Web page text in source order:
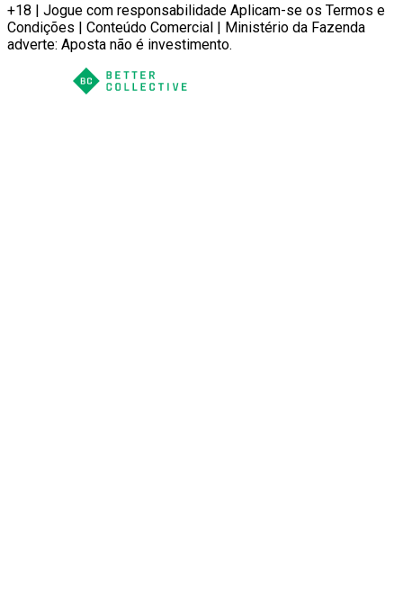
+18 | Jogue com responsabilidade Aplicam-se os Termos e
Condições | Conteúdo Comercial | Ministério da Fazenda
adverte: Aposta não é investimento.